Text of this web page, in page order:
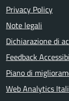
Privacy Policy
Note legali
Dichiarazione di
Feedback
Piano di
Web Analytics